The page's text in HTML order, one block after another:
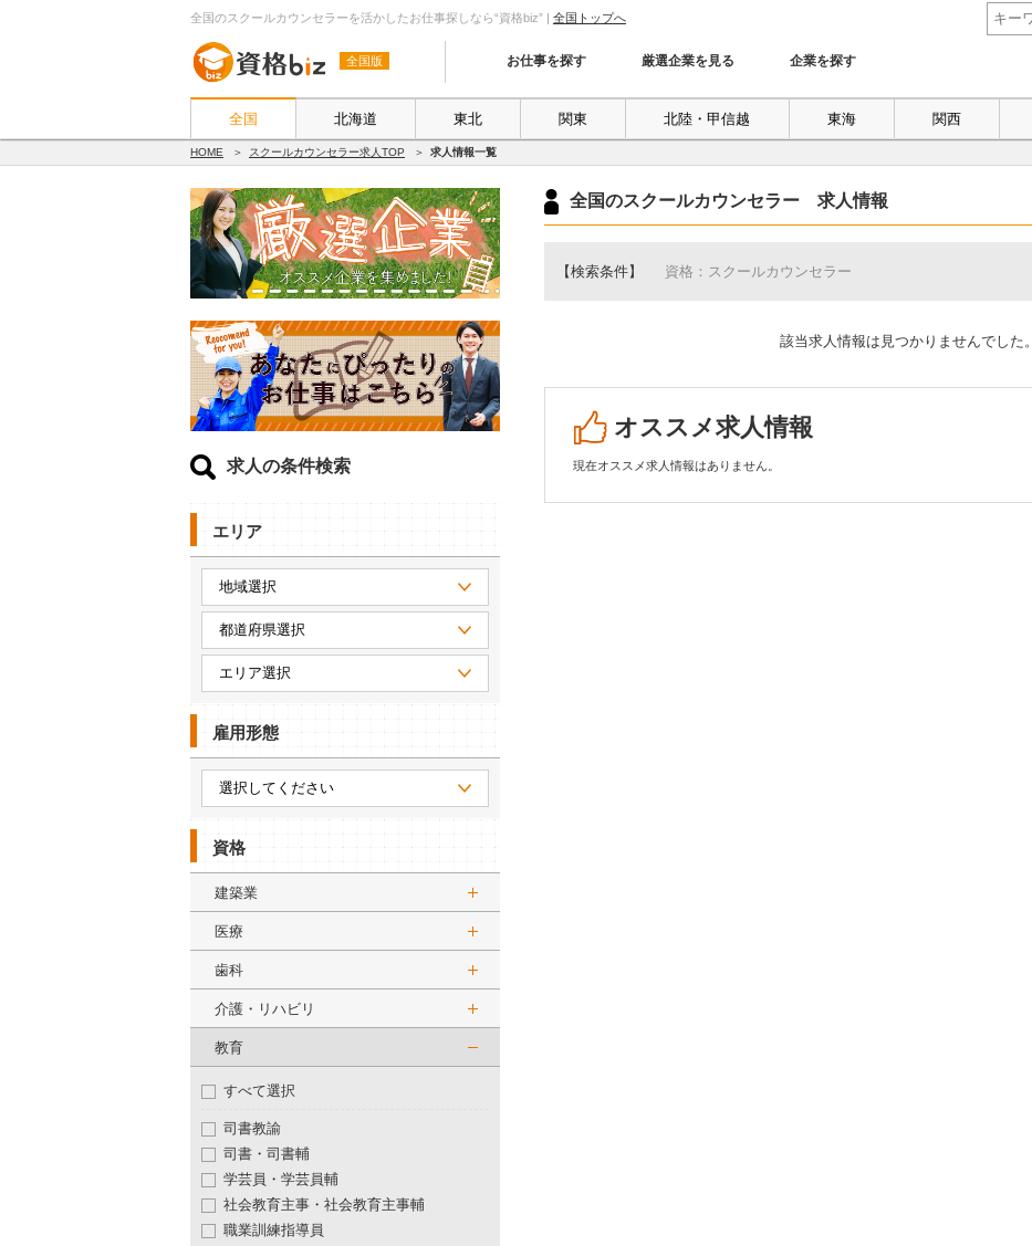
全国のスクールカウンセラーを活かしたお仕事探しなら“資格biz” | 全国トップへ
全国版 お仕事を探す 厳選企業を見る 企業を探す
全国 北海道 東北 関東 北陸・甲信越 東海 関西
HOME スクールカウンセラー求人TOP 求人情報一覧
求人の条件検索
エリア
雇用形態
資格
建築業
医療
歯科
介護・リハビリ
教育
すべて選択
司書教諭
司書・司書輔
学芸員・学芸員輔
社会教育主事・社会教育主事輔
職業訓練指導員
全国のスクールカウンセラー 求人情報
【検索条件】 資格：スクールカウンセラー
該当求人情報は見つかりませんでした。
オススメ求人情報
現在オススメ求人情報はありません。